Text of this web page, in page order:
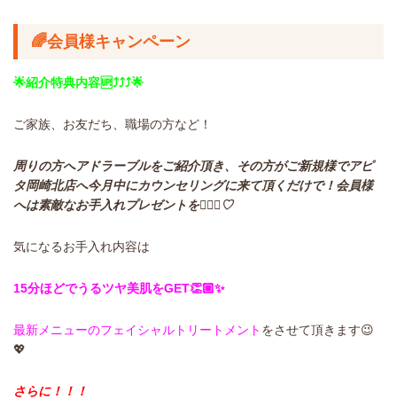
🌈会員様キャンペーン
🌟紹介特典内容🆙⤴︎⤴︎⤴︎🌟
ご家族、お友だち、職場の方など！
周りの方へアドラーブルをご紹介頂き、その方がご新規様でアピ
タ岡崎北店へ今月中にカウンセリングに来て頂くだけで！会員様
へは素敵なお手入れプレゼントを💆🏻‍♀️♡
気になるお手入れ内容は
15分ほどでうるツヤ美肌をGET👏🏼✨
最新メニューのフェイシャルトリートメント をさせて頂きます😉
💖
さらに！！！